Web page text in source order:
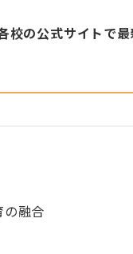
校の公式サイトで
融合